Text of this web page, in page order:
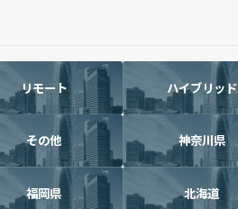
リモート ハイブリッド
その他 神奈川県
福岡県 北海道